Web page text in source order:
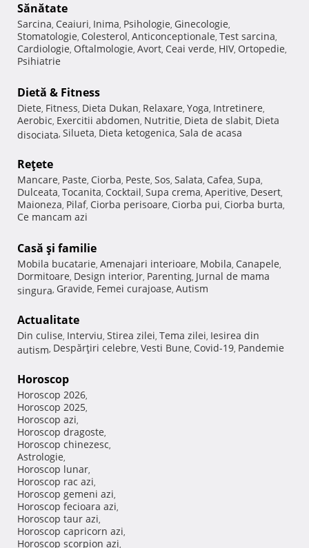
Sănătate
Sarcina, Ceaiuri, Inima, Psihologie, Ginecologie,
Stomatologie, Colesterol, Anticonceptionale, Test sarcina,
Cardiologie, Oftalmologie, Avort, Ceai verde, HIV, Ortopedie,
Psihiatrie
Dietă & Fitness
Diete, Fitness, Dieta Dukan, Relaxare, Yoga, Intretinere,
Aerobic, Exercitii abdomen, Nutritie, Dieta de slabit, Dieta
disociata, Silueta, Dieta ketogenica, Sala de acasa
Reţete
Mancare, Paste, Ciorba, Peste, Sos, Salata, Cafea, Supa,
Dulceata, Tocanita, Cocktail, Supa crema, Aperitive, Desert,
Maioneza, Pilaf, Ciorba perisoare, Ciorba pui, Ciorba burta,
Ce mancam azi
Casă şi familie
Mobila bucatarie, Amenajari interioare, Mobila, Canapele,
Dormitoare, Design interior, Parenting, Jurnal de mama
singura, Gravide, Femei curajoase, Autism
Actualitate
Din culise, Interviu, Stirea zilei, Tema zilei, Iesirea din
autism, Despărţiri celebre, Vesti Bune, Covid-19, Pandemie
Horoscop
Horoscop 2026,
Horoscop 2025,
Horoscop azi,
Horoscop dragoste,
Horoscop chinezesc,
Astrologie,
Horoscop lunar,
Horoscop rac azi,
Horoscop gemeni azi,
Horoscop fecioara azi,
Horoscop taur azi,
Horoscop capricorn azi,
Horoscop scorpion azi,